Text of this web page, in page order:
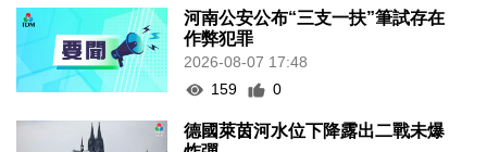
河南公安公布“三支一扶”筆試存在
作弊犯罪
2026-08-07 17:48
159
0
德國萊茵河水位下降露出二戰未爆